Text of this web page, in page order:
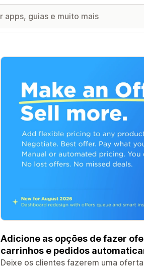
Galeria de imagens em destaque
Adicione as opções de fazer
carrinhos e pedidos
Deixe os clientes fazerem uma